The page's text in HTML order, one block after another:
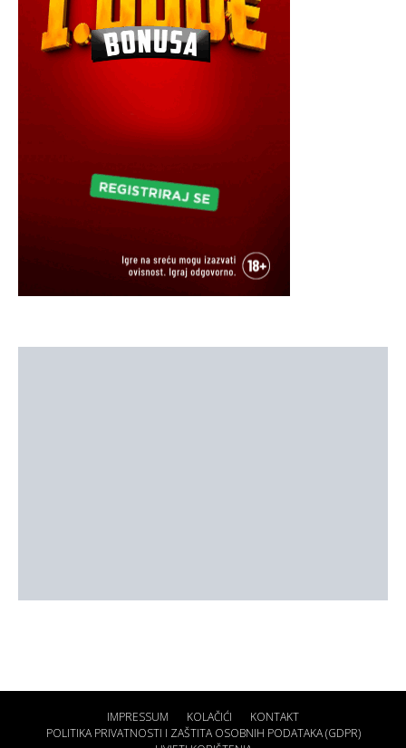
IMPRESSUM KOLAČIĆI
KONTAKT
POLITIKA PRIVATNOSTI I ZAŠTITA OSOBNIH PODATAKA (GDPR)